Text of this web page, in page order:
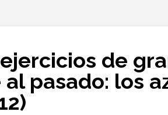
de
pasado: los